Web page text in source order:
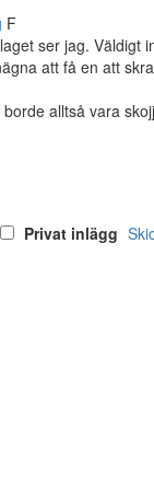
F
ser jag. Väldigt
att få en att
alltså vara
Privat inlägg